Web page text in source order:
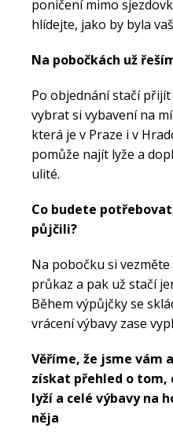
poničení mimo
hlídejte, jako by byla
Na pobočkách už
Po objednání stačí přijít
vybrat si vybavení na
která je v Praze i v
pomůže najít lyže a
ulité.
Co budete
půjčili?
Na pobočku si
průkaz a pak už stačí
Během výpůjčky se
vrácení výbavy zase
Věříme, že jsme vám
získat přehled o tom,
lyží a celé výbavy na
něja